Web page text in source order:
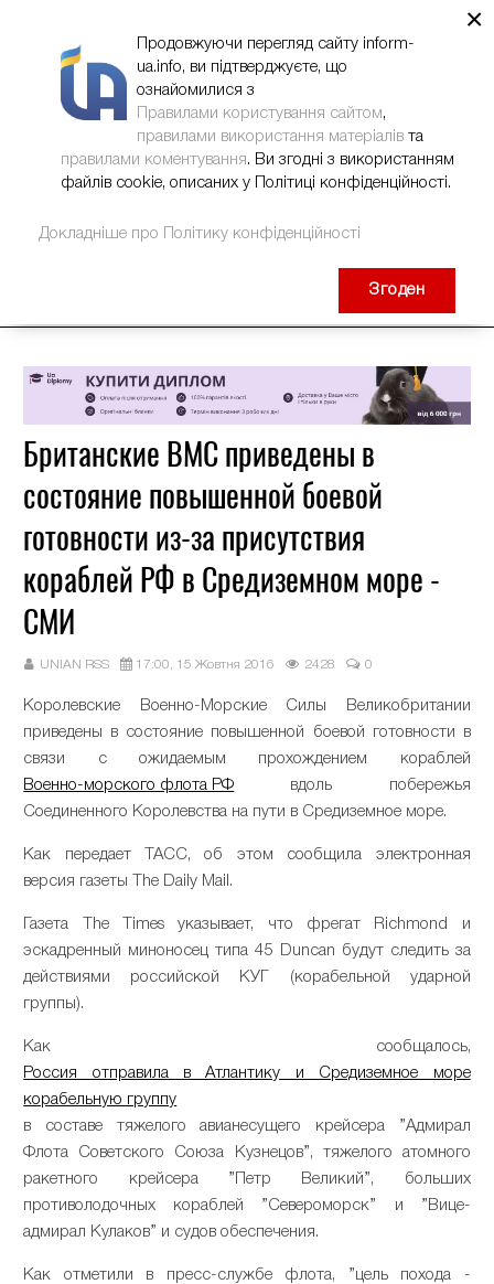
Британские ВМС приведены в
состояние повышенной боевой
готовности из-за присутствия
кораблей РФ в Средиземном море -
СМИ
UNIAN RSS 17:00, 15 Жовтня 2016 2428 0
Королевские Военно-Морские Силы Великобритании
приведены в состояние повышенной боевой готовности в
связи с ожидаемым прохождением кораблей
Военно-морского флота РФ вдоль побережья
Соединенного Королевства на пути в Средиземное море.
Как передает ТАСС, об этом сообщила электронная
версия газеты The Daily Mail.
Газета The Times указывает, что фрегат Richmond и
эскадренный миноносец типа 45 Duncan будут следить за
действиями российской КУГ (корабельной ударной
группы).
Как сообщалось,
Россия отправила в Атлантику и Средиземное море
корабельную группу
в составе тяжелого авианесущего крейсера ”Адмирал
Флота Советского Союза Кузнецов”, тяжелого атомного
ракетного крейсера ”Петр Великий”, больших
противолодочных кораблей ”Североморск” и ”Вице-
адмирал Кулаков” и судов обеспечения.
Как отметили в пресс-службе флота, ”цель похода -
×
Продовжуючи перегляд сайту inform-
ua.info, ви підтверджуєте, що
ознайомилися з
Правилами користування сайтом,
правилами використання матеріалів та
правилами коментування. Ви згодні з використанням
файлів cookie, описаних у Політиці конфіденційності.
Докладніше про Політику конфіденційності
Згоден